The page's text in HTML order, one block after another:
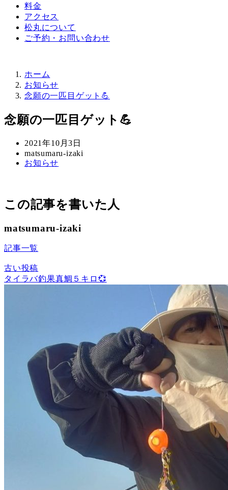
料金
アクセス
松丸について
ご予約・お問い合わせ
ホーム
お知らせ
念願の一匹目ゲット💪
念願の一匹目ゲット💪
投
稿
日
2021年10月3日
著
者
matsumaru-izaki
カ
ー
お知らせ
この記事を書いた人
matsumaru-izaki
記事一覧
古い投稿
タイラバ釣果真鯛５キロ💞